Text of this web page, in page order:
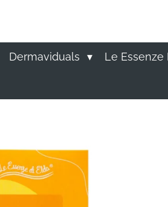
Dermaviduals Le Essenze